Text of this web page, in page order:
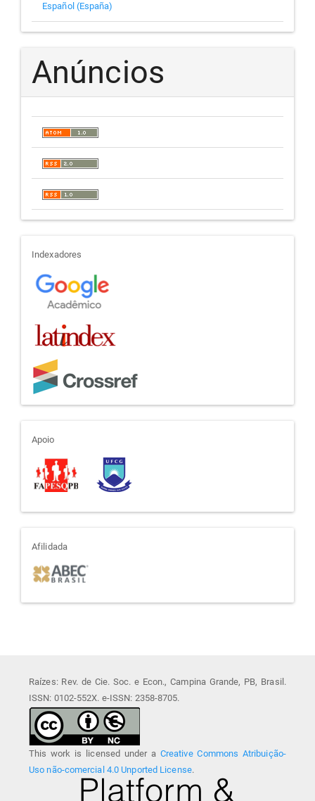
Español (España)
Anúncios
indexadores
Indexadores
apoio
Apoio
afiliada
Afilidada
Raízes: Rev. de Cie. Soc. e Econ., Campina Grande, PB, Brasil.
ISSN: 0102-552X. e-ISSN: 2358-8705.
This work is licensed under a Creative Commons Atribuição-
Uso não-comercial 4.0 Unported License.